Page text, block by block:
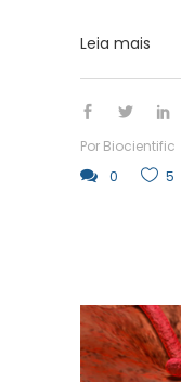
Leia mais
Por Biocientific
0
5